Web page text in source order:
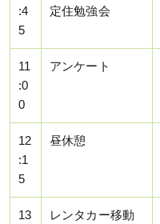
:4
5
定住勉強会
11
:0
0
アンケート
12
:1
5
昼休憩
13
レンタカー移動